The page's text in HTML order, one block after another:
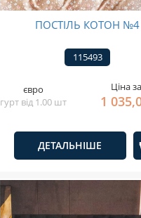
ПОСТІЛЬ КОТОН №4
115493
євро
гурт від 1.00 шт
Ціна
1
ДЕТАЛЬНІШЕ